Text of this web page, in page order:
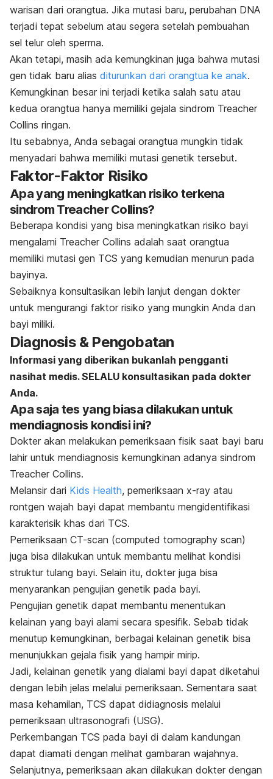
warisan dari orangtua. Jika mutasi baru, perubahan DNA
terjadi tepat sebelum atau segera setelah pembuahan
sel telur oleh sperma.
Akan tetapi, masih ada kemungkinan juga bahwa mutasi
gen tidak baru alias diturunkan dari orangtua ke anak.
Kemungkinan besar ini terjadi ketika salah satu atau
kedua orangtua hanya memiliki gejala sindrom Treacher
Collins ringan.
Itu sebabnya, Anda sebagai orangtua mungkin tidak
menyadari bahwa memiliki mutasi genetik tersebut.
Faktor-Faktor Risiko
Apa yang meningkatkan risiko terkena
sindrom Treacher Collins?
Beberapa kondisi yang bisa meningkatkan risiko bayi
mengalami Treacher Collins adalah saat orangtua
memiliki mutasi gen TCS yang kemudian menurun pada
bayinya.
Sebaiknya konsultasikan lebih lanjut dengan dokter
untuk mengurangi faktor risiko yang mungkin Anda dan
bayi miliki.
Diagnosis & Pengobatan
Informasi yang diberikan bukanlah pengganti
nasihat medis. SELALU konsultasikan pada dokter
Anda.
Apa saja tes yang biasa dilakukan untuk
mendiagnosis kondisi ini?
Dokter akan melakukan pemeriksaan fisik saat bayi baru
lahir untuk mendiagnosis kemungkinan adanya sindrom
Treacher Collins.
Melansir dari Kids Health, pemeriksaan x-ray atau
rontgen wajah bayi dapat membantu mengidentifikasi
karakterisik khas dari TCS.
Pemeriksaan CT-scan (computed tomography scan)
juga bisa dilakukan untuk membantu melihat kondisi
struktur tulang bayi. Selain itu, dokter juga bisa
menyarankan pengujian genetik pada bayi.
Pengujian genetik dapat membantu menentukan
kelainan yang bayi alami secara spesifik. Sebab tidak
menutup kemungkinan, berbagai kelainan genetik bisa
menunjukkan gejala fisik yang hampir mirip.
Jadi, kelainan genetik yang dialami bayi dapat diketahui
dengan lebih jelas melalui pemeriksaan. Sementara saat
masa kehamilan, TCS dapat didiagnosis melalui
pemeriksaan ultrasonografi (USG).
Perkembangan TCS pada bayi di dalam kandungan
dapat diamati dengan melihat gambaran wajahnya.
Selanjutnya, pemeriksaan akan dilakukan dokter dengan